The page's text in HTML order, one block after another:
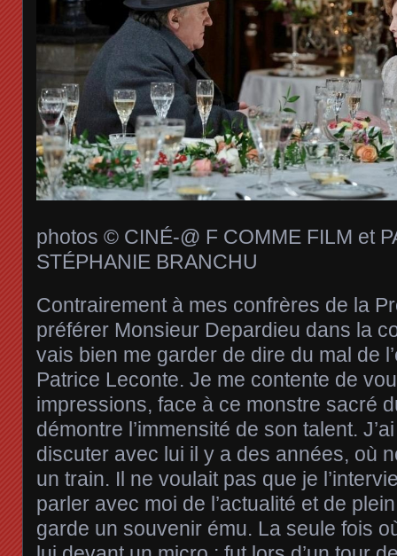
photos © CINÉ-@ F COMME FILM et
STÉPHANIE BRANCHU
Contrairement à mes confrères de la
préférer Monsieur Depardieu dans la
vais bien me garder de dire du mal de
Patrice Leconte. Je me contente de
impressions, face à ce monstre sacré
démontre l’immensité de son talent.
discuter avec lui il y a des années, où
un train. Il ne voulait pas que je
parler avec moi de l’actualité et de
garde un souvenir ému. La seule fois